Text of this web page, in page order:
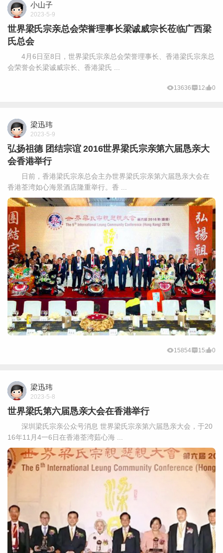
小山子
2023-5-9
世界梁氏宗亲总会荣誉理事长梁诚威宗长莅临广西梁
氏总会
4月6日至8日，世界梁氏宗亲总会荣誉理事长、香港梁氏宗亲总
会荣誉会长梁诚威宗长、香港梁氏 ...
13636 12 0
梁迅玮
2023-5-9
弘扬祖德 团结宗谊 2016世界梁氏宗亲第六届恳亲大
会香港举行
日前，香港梁氏宗亲总会主办世界梁氏宗亲第六届恳亲大会在
香港荃湾如心海景酒店隆重举行。香 ...
15854 15 0
梁迅玮
2023-5-8
世界梁氏第六届恳亲大会在香港举行
深圳梁氏宗亲公众号消息 世界梁氏宗亲第六届恳亲大会，于20
16年11月4一6日在香港荃湾茹心海 ...